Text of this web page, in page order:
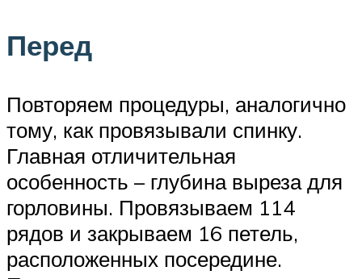
Перед
Повторяем процедуры, аналогично
тому, как провязывали спинку.
Главная отличительная
особенность – глубина выреза для
горловины. Провязываем 114
рядов и закрываем 16 петель,
расположенных посередине.